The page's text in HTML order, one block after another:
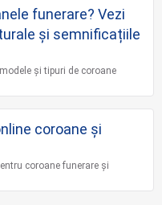
funerare? Vezi
și semnificațiile
și tipuri de coroane
coroane şi
coroane funerare și